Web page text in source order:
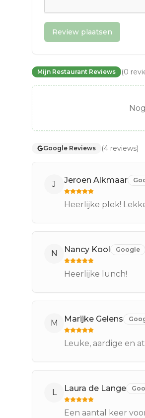
Review plaatsen
Mijn Restaurant Reviews (0
Google Reviews (4 reviews)
J Jeroen Alkmaar
Heerlijke plek!
N Nancy Kool Google
Heerlijke lunch!
M Marijke Gelens
Leuke, aardige en
L Laura de Lange
Een aantal keer